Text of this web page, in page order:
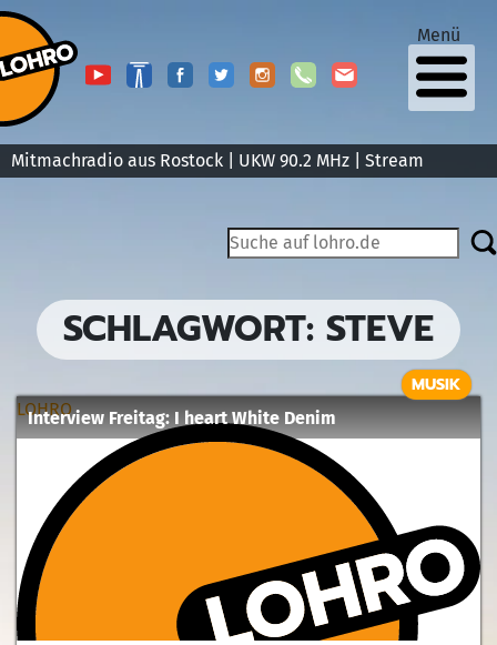
Mitmachradio aus Rostock | UKW 90.2 MHz | Stream
Menü
SCHLAGWORT: STEVE
LOHRO
Interview Freitag: I heart White Denim
MUSIK